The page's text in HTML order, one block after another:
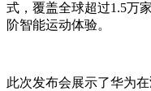
式，覆盖全球超过1.5万
阶智能运动体验。
此次发布会展示了华为